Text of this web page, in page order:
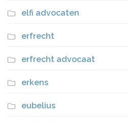
elfi advocaten
erfrecht
erfrecht advocaat
erkens
eubelius